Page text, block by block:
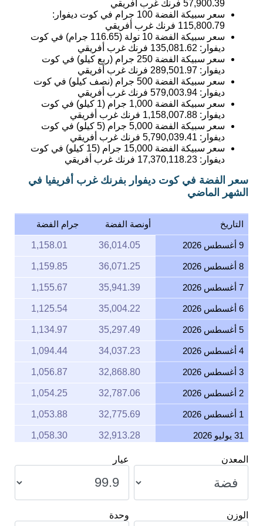
57,900.39 فرنك غرب أفريقي
سعر سبيكة الفضة 100 جرام في كوت ديفوار:
115,800.79 فرنك غرب أفريقي
سعر سبيكة الفضة 10 تولة (116.65 جرام) في كوت
ديفوار: 135,081.62 فرنك غرب أفريقي
سعر سبيكة الفضة 250 جرام (ربع كيلو) في كوت
ديفوار: 289,501.97 فرنك غرب أفريقي
سعر سبيكة الفضة 500 جرام (نصف كيلو) في كوت
ديفوار: 579,003.94 فرنك غرب أفريقي
سعر سبيكة الفضة 1,000 جرام (1 كيلو) في كوت
ديفوار: 1,158,007.88 فرنك غرب أفريقي
سعر سبيكة الفضة 5,000 جرام (5 كيلو) في كوت
ديفوار: 5,790,039.41 فرنك غرب أفريقي
سعر سبيكة الفضة 15,000 جرام (15 كيلو) في كوت
ديفوار: 17,370,118.23 فرنك غرب أفريقي
سعر الفضة في كوت ديفوار بفرنك غرب أفريفيا في
الشهر الماضي
التاريخ أونصة الفضة جرام الفضة
9 أغسطس 2026 36,014.05
1,158.01
8 أغسطس 2026 36,071.25
1,159.85
7 أغسطس 2026 35,941.39
1,155.67
6 أغسطس 2026 35,004.22
1,125.54
5 أغسطس 2026 35,297.49
1,134.97
4 أغسطس 2026 34,037.23
1,094.44
3 أغسطس 2026 32,868.80
1,056.87
2 أغسطس 2026 32,787.06
1,054.25
1 أغسطس 2026 32,775.69
1,053.88
31 يوليو 2026 32,913.28
1,058.30
30 يوليو 2026 33,431.40
29 يوليو 2026 33,331.44
28 يوليو 2026 32,888.27
1,057.50
27 يوليو 2026 33,748.52
1,085.16
المعدن عيار
الوزن وحدة